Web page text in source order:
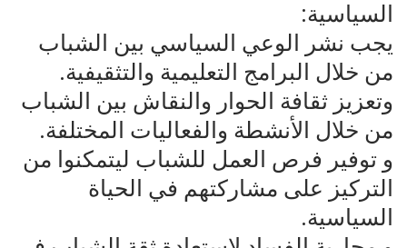
السياسية:
يجب نشر الوعي السياسي بين الشباب
من خلال البرامج التعليمية والتثقيفية.
وتعزيز ثقافة الحوار والنقاش بين الشباب
من خلال الأنشطة والفعاليات المختلفة.
و توفير فرص العمل للشباب ليتمكنوا من
التركيز على مشاركتهم في الحياة
السياسية.